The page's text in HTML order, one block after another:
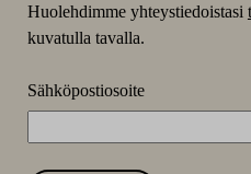
Huolehdimme yhteystiedoistasi
kuvatulla tavalla.
Sähköpostiosoite